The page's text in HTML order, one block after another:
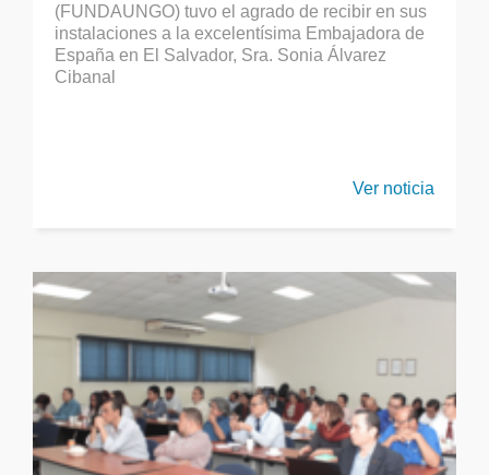
(FUNDAUNGO) tuvo el agrado de recibir en sus
instalaciones a la excelentísima Embajadora de
España en El Salvador, Sra. Sonia Álvarez
Cibanal
Ver noticia